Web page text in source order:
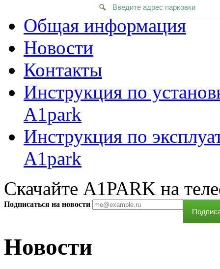
Общая информация
Новости
Контакты
Инструкция по
A1park
Инструкция по
A1park
Скачайте A1PARK на
Подписаться на новости
Новости